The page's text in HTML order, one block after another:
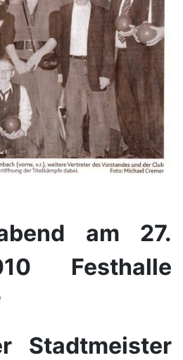
am 27.
Festhalle
Stadtmeister